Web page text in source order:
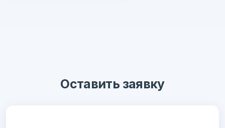
Оставить заявку